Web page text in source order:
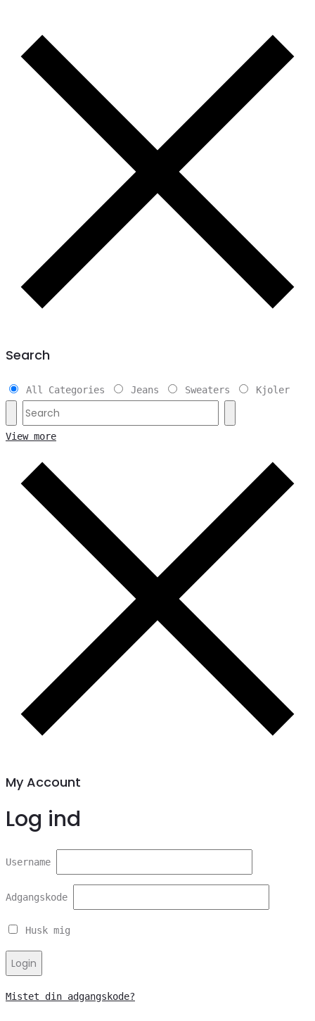
Search
All Categories Jeans Sweaters Kjoler
View more
My Account
Log ind
Username
Adgangskode
Husk mig
Login
Mistet din adgangskode?